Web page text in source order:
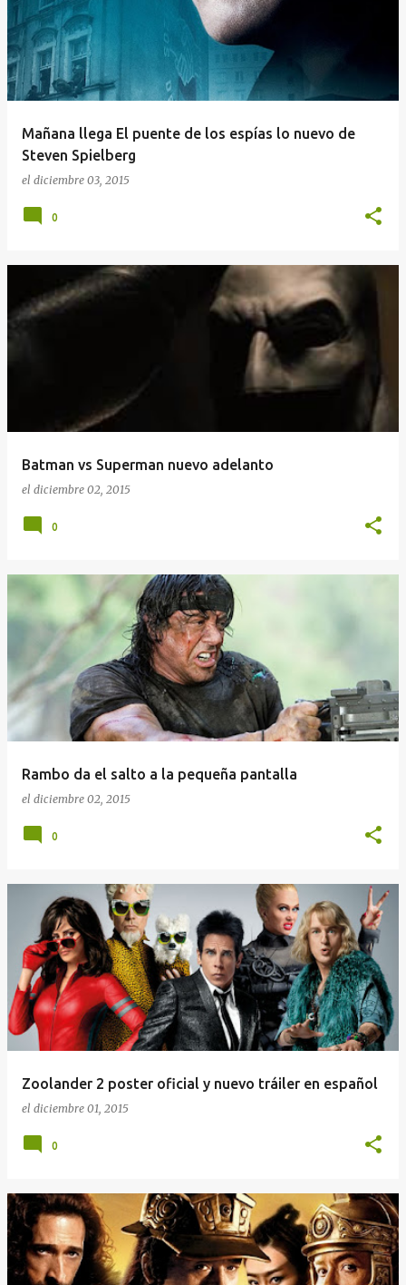
Mañana llega El puente de los espías lo nuevo de
Steven Spielberg
el diciembre 03, 2015
0
Batman vs Superman nuevo adelanto
el diciembre 02, 2015
0
Rambo da el salto a la pequeña pantalla
el diciembre 02, 2015
0
Zoolander 2 poster oficial y nuevo tráiler en español
el diciembre 01, 2015
0